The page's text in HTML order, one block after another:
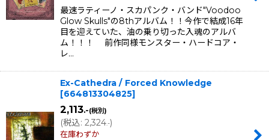
最速ラティーノ・スカパンク・バンド"Voodoo
Glow Skulls"の8thアルバム！！今作で結成16年
目を迎えていた、油の乗り切った入魂のアルバ
ム！！！ 前作同様モンスター・ハードコア・
レ…
Ex-Cathedra / Forced Knowledge
[664813304825]
2,113.-(税別)
(税込: 2,324.-)
在庫わずか